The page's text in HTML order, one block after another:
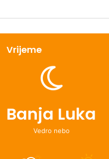
Vrijeme
Banja Luka
Vedro nebo